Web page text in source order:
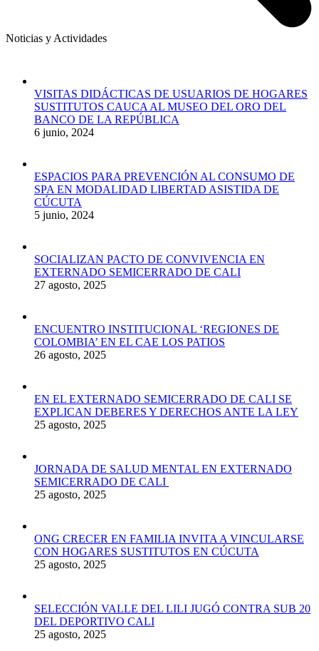
Noticias y Actividades
VISITAS DIDÁCTICAS DE USUARIOS DE HOGARES
SUSTITUTOS CAUCA AL MUSEO DEL ORO DEL
BANCO DE LA REPÚBLICA
6 junio, 2024
ESPACIOS PARA PREVENCIÓN AL CONSUMO DE
SPA EN MODALIDAD LIBERTAD ASISTIDA DE
CÚCUTA
5 junio, 2024
SOCIALIZAN PACTO DE CONVIVENCIA EN
EXTERNADO SEMICERRADO DE CALI
27 agosto, 2025
ENCUENTRO INSTITUCIONAL ‘REGIONES DE
COLOMBIA’ EN EL CAE LOS PATIOS
26 agosto, 2025
EN EL EXTERNADO SEMICERRADO DE CALI SE
EXPLICAN DEBERES Y DERECHOS ANTE LA LEY
25 agosto, 2025
JORNADA DE SALUD MENTAL EN EXTERNADO
SEMICERRADO DE CALI
25 agosto, 2025
ONG CRECER EN FAMILIA INVITA A VINCULARSE
CON HOGARES SUSTITUTOS EN CÚCUTA
25 agosto, 2025
SELECCIÓN VALLE DEL LILI JUGÓ CONTRA SUB 20
DEL DEPORTIVO CALI
25 agosto, 2025